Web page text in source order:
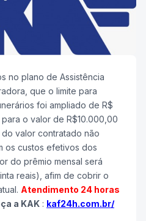
no plano de Assistência
que o limite para
foi ampliado de R$
o valor de R$10.000,00
valor contratado não
os custos efetivos dos
do prêmio mensal será
reais), afim de cobrir o
Atendimento 24 horas
a KAK : kaf24h.com.br/